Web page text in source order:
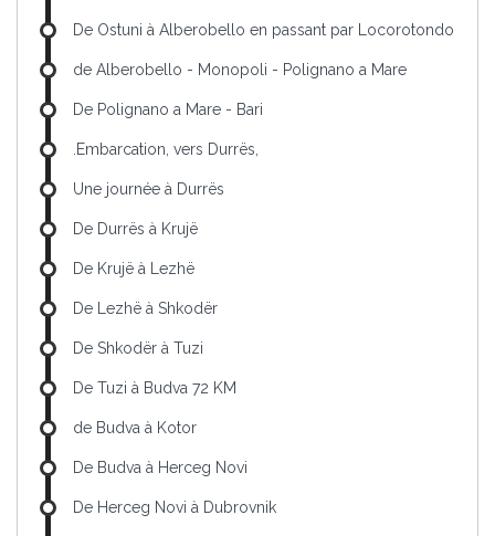
De Ostuni à Alberobello en passant par Locorotondo
de Alberobello - Monopoli - Polignano a Mare
De Polignano a Mare - Bari
.Embarcation, vers Durrës,
Une journée à Durrës
De Durrës à Krujë
De Krujë à Lezhë
De Lezhë à Shkodër
De Shkodër à Tuzi
De Tuzi à Budva 72 KM
de Budva à Kotor
De Budva à Herceg Novi
De Herceg Novi à Dubrovnik